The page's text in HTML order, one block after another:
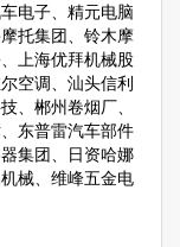
电子、精元电脑
托集团、铃木摩
上海优拜机械股
空调、汕头信利
、郴州卷烟厂、
东普雷汽车部件
集团、日资哈娜
械、维峰五金电